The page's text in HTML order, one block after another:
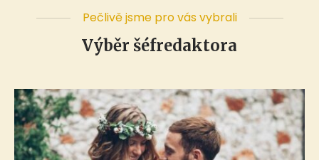
Pečlivě jsme pro vás vybrali
Výběr šéfredaktora